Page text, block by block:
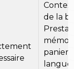
de la
panier,
langue